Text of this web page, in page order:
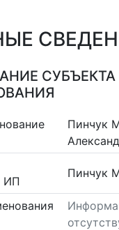
СУБЪЕКТА
Пинчук
ИП
Пинчук